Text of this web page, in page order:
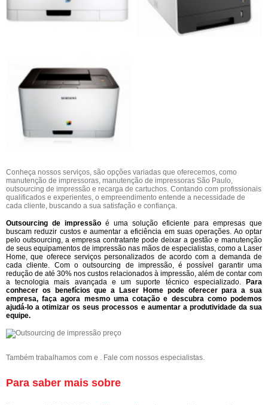
Conheça nossos serviços, são opções variadas que oferecemos, como
manutenção de impressoras, manutenção de impressoras São Paulo,
outsourcing de impressão e recarga de cartuchos. Contando com profissionais
qualificados e experientes, o empreendimento entende a necessidade de
cada cliente, buscando a sua satisfação e confiança.
Outsourcing de impressão é uma solução eficiente para empresas que
buscam reduzir custos e aumentar a eficiência em suas operações. Ao optar
pelo outsourcing, a empresa contratante pode deixar a gestão e manutenção
de seus equipamentos de impressão nas mãos de especialistas, como a Laser
Home, que oferece serviços personalizados de acordo com a demanda de
cada cliente. Com o outsourcing de impressão, é possível garantir uma
redução de até 30% nos custos relacionados à impressão, além de contar com
a tecnologia mais avançada e um suporte técnico especializado. Para
conhecer os benefícios que a Laser Home pode oferecer para a sua
empresa, faça agora mesmo uma cotação e descubra como podemos
ajudá-lo a otimizar os seus processos e aumentar a produtividade da sua
equipe.
Também trabalhamos com e . Fale com nossos especialistas.
Para saber mais sobre